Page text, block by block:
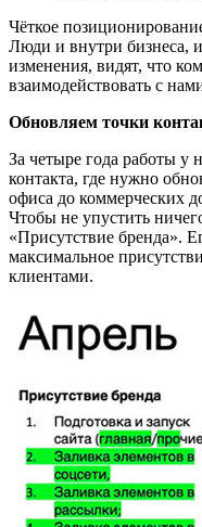
Чёткое
Люди и внутри бизнеса,
изменения, видят, что
взаимодействовать с
Обновляем точки
За четыре года работы у
контакта, где нужно
офиса до коммерческих
Чтобы не упустить
«Присутствие бренда».
максимальное
клиентами.